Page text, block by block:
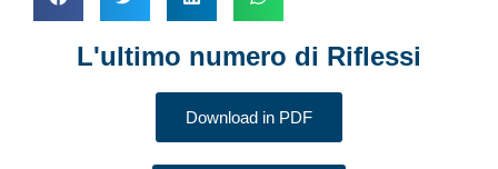
L'ultimo numero di Riflessi
Download in PDF